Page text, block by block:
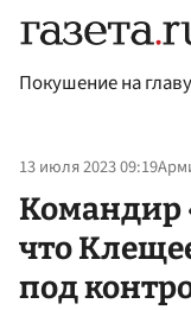
Покушение на
13 июля 2023 09:19
Командир
что
под